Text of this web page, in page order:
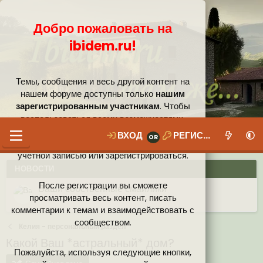
Добро пожаловать на
ibidem.ru!
Темы, сообщения и весь другой контент на
нашем форуме доступны только нашим
зарегистрированным участникам. Чтобы
воспользоваться всеми возможностями,
которые предлагает наше сообщество, вам
необходимо войти в систему под своей
учётной записью или зарегистрироваться.
После регистрации вы сможете
просматривать весь контент, писать
комментарии к темам и взаимодействовать с
сообществом.
Пожалуйста, используя следующие кнопки,
ВХОД РЕГИСТРАЦИЯ
Иконки пользователя
Ваши собственные смайлики
Аналитика от Ассистента
Новая система рейтинга (оценок) на форуме
Келия - персональный раздел